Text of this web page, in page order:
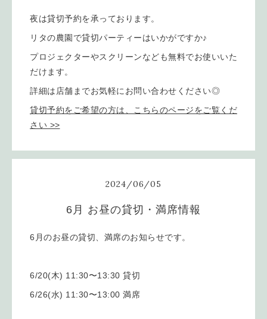
夜は貸切予約を承っております。
リタの農園で貸切パーティーはいかがですか♪
プロジェクターやスクリーンなども無料でお使いいた
だけます。
詳細は店舗までお気軽にお問い合わせください◎
貸切予約をご希望の方は、こちらのページをご覧くだ
さい >>
2024/06/05
6月 お昼の貸切・満席情報
6月のお昼の貸切、満席のお知らせです。
6/20(木) 11:30〜13:30 貸切
6/26(水) 11:30〜13:00 満席